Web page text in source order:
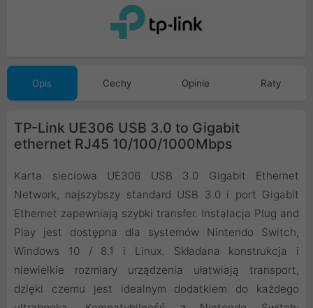
Opis Cechy Opinie Raty
TP-Link UE306 USB 3.0 to Gigabit
ethernet RJ45 10/100/1000Mbps
Karta sieciowa UE306 USB 3.0 Gigabit Ethernet
Network, najszybszy standard USB 3.0 i port Gigabit
Ethernet zapewniają szybki transfer. Instalacja Plug and
Play jest dostępna dla systemów Nintendo Switch,
Windows 10 / 8.1 i Linux. Składana konstrukcja i
niewielkie rozmiary urządzenia ułatwiają transport,
dzięki czemu jest idealnym dodatkiem do każdego